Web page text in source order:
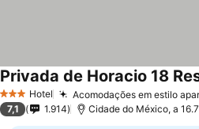
3 EstrelasHotel Acomodações em estilo
Privada de Horacio 18
7,1 1.914 Cidade do México, a